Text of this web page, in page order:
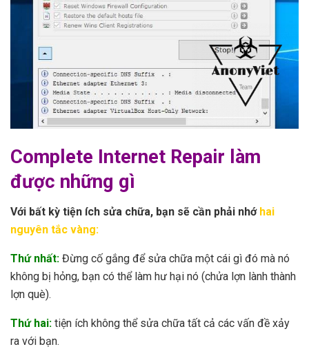
Complete Internet Repair làm
được những gì
Với bất kỳ tiện ích sửa chữa, bạn sẽ cần phải nhớhai
nguyên tắc vàng:
Thứ nhất: Đừng cố gắng để sửa chữa một cái gì đó mà nó
không bị hỏng, bạn có thể làm hư hại nó (chửa lợn lành thành
lợn què).
Thứ hai: tiện ích không thể sửa chữa tất cả các vấn đề xảy
ra với bạn.